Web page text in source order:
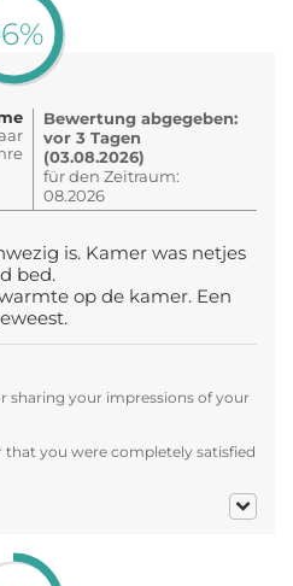
Bewertung abgegeben:
vor 3 Tagen
(03.08.2026)
für den Zeitraum:
08.2026
is. Kamer was netjes
bed.
op de kamer. Een
sharing your impressions of your
that you were completely satisfied